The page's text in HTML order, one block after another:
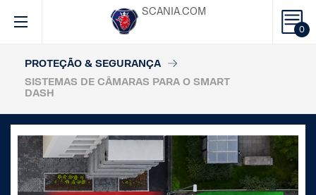
0
SCANIA.COM
PROTEÇÃO & SEGURANÇA
SISTEMAS DE CÂMARAS PARA O SMART
DASH